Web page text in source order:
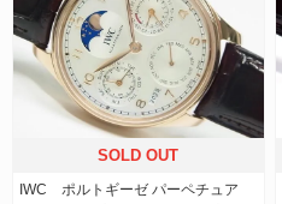
SOLD OUT
IWC ポルトギーゼ パーペチュア